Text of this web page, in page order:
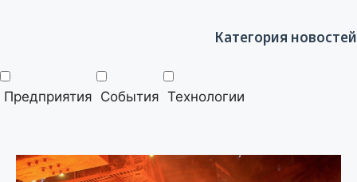
Категория новостей
Предприятия События Технологии